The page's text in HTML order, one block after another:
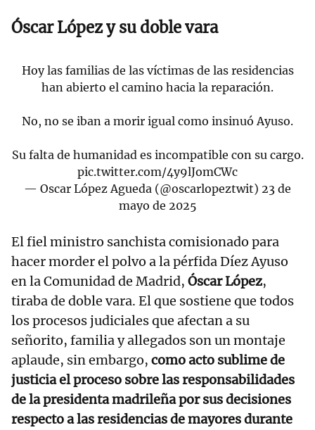
Óscar López y su doble vara
Hoy las familias de las víctimas de las residencias
han abierto el camino hacia la reparación.
No, no se iban a morir igual como insinuó Ayuso.
Su falta de humanidad es incompatible con su cargo.
pic.twitter.com/4y9lJomCWc
— Oscar López Agueda (@oscarlopeztwit) 23 de
mayo de 2025
El fiel ministro sanchista comisionado para
hacer morder el polvo a la pérfida Díez Ayuso
en la Comunidad de Madrid, Óscar López,
tiraba de doble vara. El que sostiene que todos
los procesos judiciales que afectan a su
señorito, familia y allegados son un montaje
aplaude, sin embargo, como acto sublime de
justicia el proceso sobre las responsabilidades
de la presidenta madrileña por sus decisiones
respecto a las residencias de mayores durante